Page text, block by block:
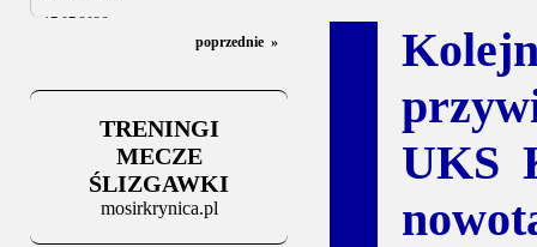
17.07.2026
U20: z kraju i z zagranicy
Za trzy tygodnie na lód
06.07.2025
Stowarzyszenie po Walnym
poprzednie »
TRENINGI
MECZE
ŚLIZGAWKI
mosirkrynica.pl
UKS